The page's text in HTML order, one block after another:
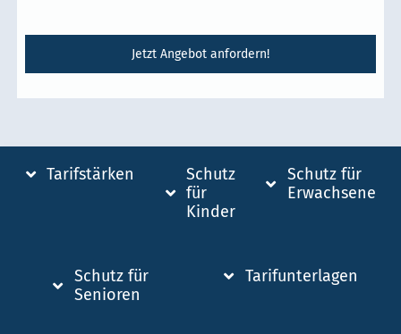
Jetzt Angebot anfordern!
Tarifstärken
Schutz
für
Kinder
Schutz für
Erwachsene
Schutz für
Senioren
Tarifunterlagen